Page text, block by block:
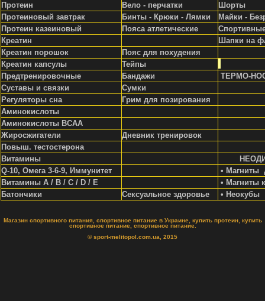
Протеин
Вело - перчатки
Шорты
Протеиновый завтрак
Бинты - Крюки - Лямки
Майки -
Протеин казеиновый
Пояса атлетические
Креатин
Шапки на
Креатин порошок
Пояс для похудения
Креатин капсулы
Тейпы
Предтренировочные
Бандажи
ТЕРМО-
Суставы и связки
Сумки
Регуляторы сна
Грим для позирования
Аминокислоты
Аминокислоты ВСАА
Жиросжигатели
Дневник тренировок
Повыш. тестостерона
Витамины
Q-10, Омега 3-6-9, Иммунитет
• Магниты
Витамины A / В / С / D / Е
• Магниты
Батончики
Сексуальное здоровье • Неокубы
Магазин спортивного питания, спортивное питание в Украине, купить протеин, купить
спортивное питание, спортивное питание.
© sport-melitopol.com.ua, 2015